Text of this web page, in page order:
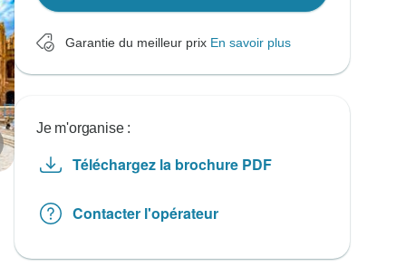
Garantie du meilleur prix En savoir plus
Je m'organise :
Téléchargez la brochure PDF
Contacter l'opérateur